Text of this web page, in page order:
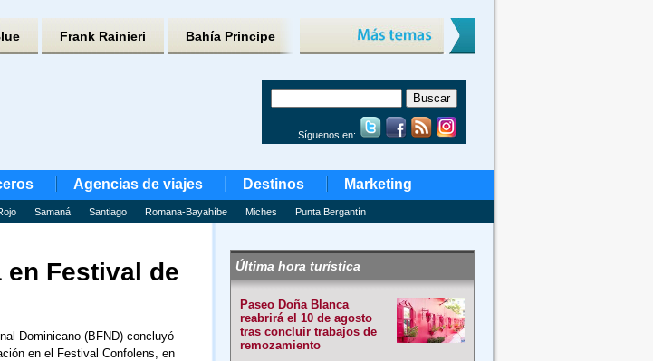
Frank Rainieri Bahía Principe
Síguenos en:
Agencias de viajes Destinos Marketing
Samaná Santiago Romana-Bayahíbe Miches Punta Bergantín
Festival de
Dominicano (BFND) concluyó
en el Festival Confolens, en
Última hora turística
Paseo Doña Blanca
reabrirá el 10 de agosto
tras concluir trabajos de
remozamiento